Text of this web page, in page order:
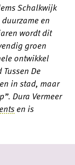
Schalkwijk
en
wordt dit
groen
ontwikkel
De
in stad, maar
Dura Vermeer
en is